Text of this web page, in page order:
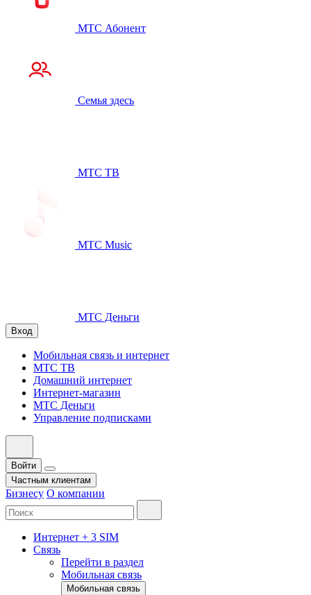
МТС Абонент
Семья здесь
МТС ТВ
МТС Music
МТС Деньги
Вход
Мобильная связь и интернет
МТС ТВ
Домашний интернет
Интернет-магазин
МТС Деньги
Управление подписками
Войти
Частным клиентам
Бизнесу О компании
Интернет + 3 SIM
Связь
Перейти в раздел
Мобильная связь
Мобильная связь